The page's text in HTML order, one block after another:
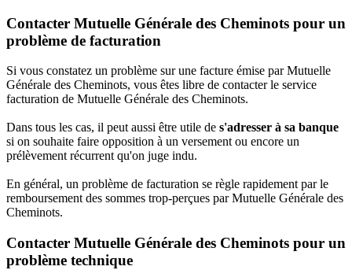
Contacter Mutuelle Générale des Cheminots pour un
problème de facturation
Si vous constatez un problème sur une facture émise par Mutuelle
Générale des Cheminots, vous êtes libre de contacter le service
facturation de Mutuelle Générale des Cheminots.
Dans tous les cas, il peut aussi être utile de s'adresser à sa banque
si on souhaite faire opposition à un versement ou encore un
prélèvement récurrent qu'on juge indu.
En général, un problème de facturation se règle rapidement par le
remboursement des sommes trop-perçues par Mutuelle Générale des
Cheminots.
Contacter Mutuelle Générale des Cheminots pour un
problème technique